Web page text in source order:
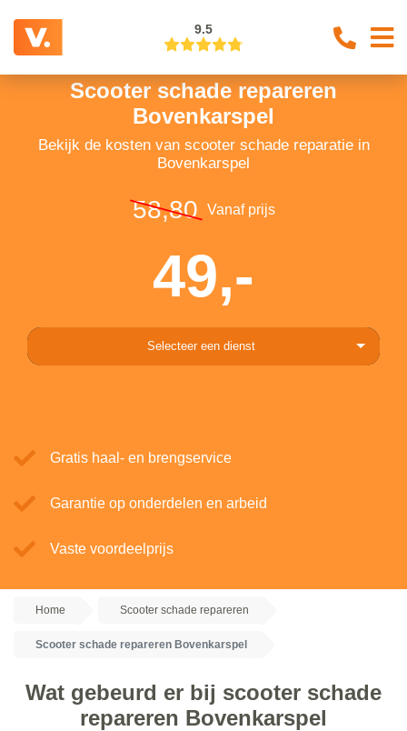
9.5
Scooter schade repareren
Bovenkarspel
Bekijk de kosten van scooter schade reparatie in
Bovenkarspel
58,80 Vanaf prijs
49,-
Selecteer een dienst
Gratis haal- en brengservice
Garantie op onderdelen en arbeid
Vaste voordeelprijs
Home Scooter schade repareren
Scooter schade repareren Bovenkarspel
Wat gebeurd er bij scooter schade
repareren Bovenkarspel